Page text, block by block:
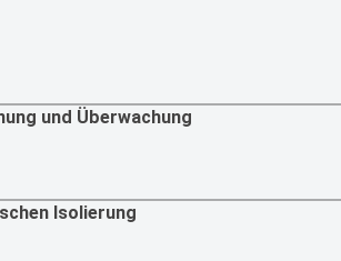
und Überwachung
Isolierung